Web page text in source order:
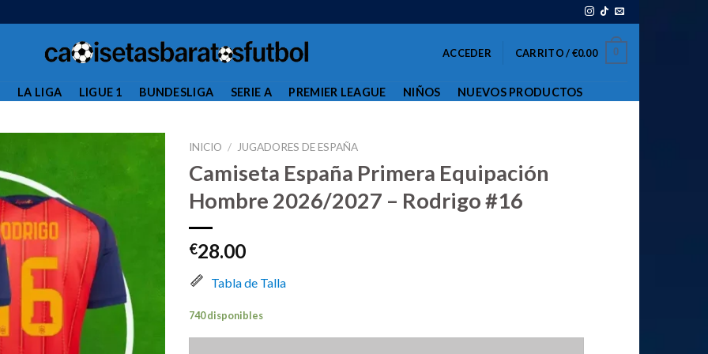
ACCEDER CARRITO /€0.00 0
LA LIGA LIGUE 1 BUNDESLIGA SERIE A PREMIER LEAGUE NIÑOS NUEVOS PRODUCTOS
INICIO / JUGADORES DE ESPAÑA
Camiseta España Primera Equipación
Hombre 2026/2027 – Rodrigo #16
€28.00
Tabla de Talla
740 disponibles